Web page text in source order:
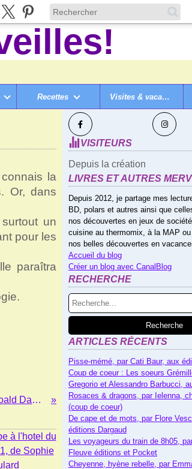
Recettes Visites & vacances
la
Or, dans
un
pour les
paraîtra
Charlie et la chocolaterie, de Roald Dahl (livre audio)
SUIVEZ-MOI
VISITEURS
Depuis la création
LIVRES ET AUTRES
Depuis 2012, je partage mes
BD, polars et autres ainsi que
nos découvertes en jeux de
cuisine au thermomix, à la MAP
nos belles découvertes en
Accueil du blog
Créer un blog avec CanalBlog
RECHERCHE
ARTICLES RÉCENTS
Pisse-mémé, par Cati Baur, aux
Coup de coeur : Les soeurs
Gregorio et Alessandro Barbucci,
Rosaces & dragons, par Ielenna,
(coup de coeur)
De cape et de mots, par Flore
éditions Dargaud
Les voyageurs du train de 8h05,
Fleuve éditions et Pocket
Cheyenne, hyène rebelle, par